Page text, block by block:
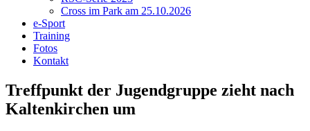
Cross im Park am 25.10.2026
e-Sport
Training
Fotos
Kontakt
Treffpunkt der Jugendgruppe zieht nach
Kaltenkirchen um